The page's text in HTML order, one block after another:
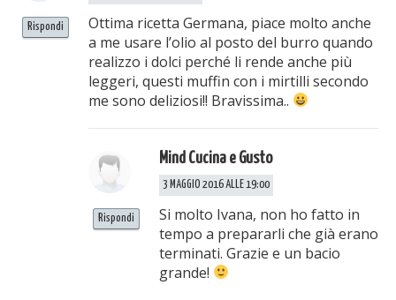
Ottima ricetta Germana, piace molto anche
a me usare l’olio al posto del burro quando
realizzo i dolci perché li rende anche più
leggeri, questi muffin con i mirtilli secondo
me sono deliziosi!! Bravissima..
Rispondi
Mind Cucina e Gusto
3 MAGGIO 2016 ALLE 19:00
Si molto Ivana, non ho fatto in
tempo a prepararli che già erano
terminati. Grazie e un bacio
grande!
Rispondi